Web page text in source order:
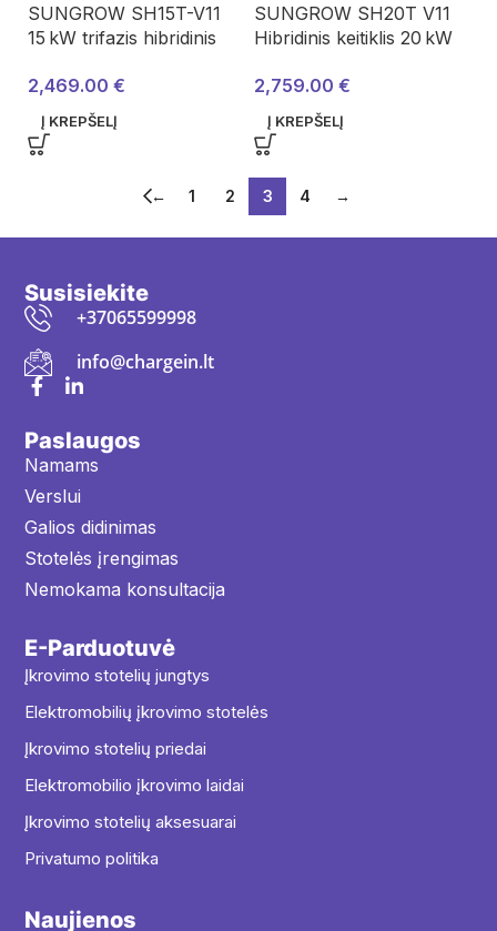
SUNGROW SH15T-V11
15 kW trifazis hibridinis
ASH00144
2,469.00 €
Į KREPŠELĮ
SUNGROW SH20T V11
Hibridinis keitiklis 20 kW
išmanusis skaitiklis +
3 × 100 A CT | ASH00145
2,759.00 €
Į KREPŠELĮ
← 1 2 3 4 →
Susisiekite
+37065599998
info@chargein.lt
Paslaugos
Namams
Verslui
Galios didinimas
Stotelės įrengimas
Nemokama konsultacija
E-Parduotuvė
Įkrovimo stotelių jungtys
Elektromobilių įkrovimo stotelės
Įkrovimo stotelių priedai
Elektromobilio įkrovimo laidai
Įkrovimo stotelių aksesuarai
Privatumo politika
Naujienos